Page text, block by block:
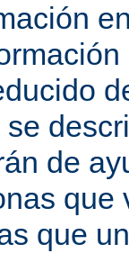
de
que
que